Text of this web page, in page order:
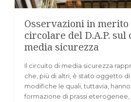
Osservazioni in merito
circolare del D.A.P.
media sicurezza
Il circuito di media sicurezza
che, più di altri, è stato oggetto
modifiche le quali, tuttavia,
formazione di prassi eterogenee,